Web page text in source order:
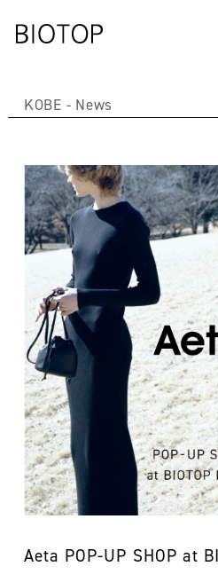
KOBE News
Aeta POP-UP SHOP at